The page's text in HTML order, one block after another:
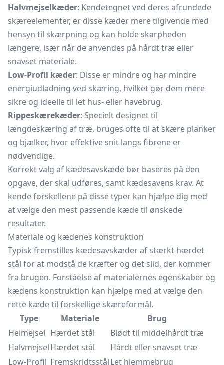
Halvmejselkæder: Kendetegnet ved deres afrundede
skæreelementer, er disse kæder mere tilgivende med
hensyn til skærpning og kan holde skarpheden
længere, især når de anvendes på hårdt træ eller
snavset materiale.
Low-Profil kæder: Disse er mindre og har mindre
energiudladning ved skæring, hvilket gør dem mere
sikre og ideelle til let hus- eller havebrug.
Rippeskærekæder: Specielt designet til
længdeskæring af træ, bruges ofte til at skære planker
og bjælker, hvor effektive snit langs fibrene er
nødvendige.
Korrekt valg af kædesavskæde bør baseres på den
opgave, der skal udføres, samt kædesavens krav. At
kende forskellene på disse typer kan hjælpe dig med
at vælge den mest passende kæde til ønskede
resultater.
Materiale og kædenes konstruktion
Typisk fremstilles kædesavskæder af stærkt hærdet
stål for at modstå de kræfter og det slid, der kommer
fra brugen. Forståelse af materialernes egenskaber og
kædens konstruktion kan hjælpe med at vælge den
rette kæde til forskellige skæreformål.
Type
Materiale
Brug
Helmejsel Hærdet stål
Blødt til middelhårdt træ
HalvmejselHærdet stål
Hårdt eller snavset træ
Low-Profil FremskridtsstålLet hjemmebrug